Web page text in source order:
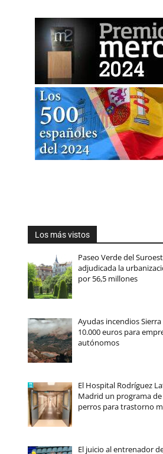
Los más vistos
Paseo Verde del
adjudicada la
por 56,5 millones
Ayudas incendios
10.000 euros para
autónomos
El Hospital Rodríguez
Madrid un programa
perros para trastorno
El juicio al entrenador